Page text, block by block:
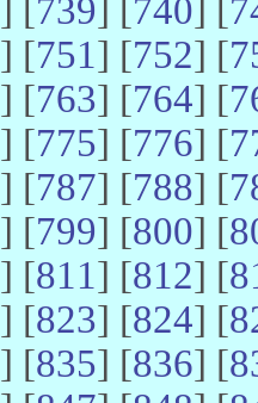
] [739] [740] [
] [751] [752] [
] [763] [764] [
] [775] [776] [
] [787] [788] [
] [799] [800] [
] [811] [812] [
] [823] [824] [
] [835] [836] [